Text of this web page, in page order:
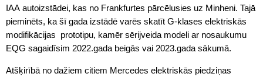
IAA autoizstādei, kas no Frankfurtes pārcēlusies uz Minheni. Tajā
pieminēts, ka šī gada izstādē varēs skatīt G-klases elektriskās
modifikācijas prototipu, kamēr sērijveida modeli ar nosaukumu
EQG sagaidīsim 2022.gada beigās vai 2023.gada sākumā.
Atšķirībā no dažiem citiem Mercedes elektriskās piedziņas